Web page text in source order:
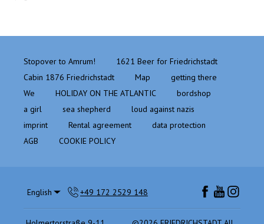
Stopover to Amrum!
1621 Beer for Friedrichstadt
Cabin 1876 Friedrichstadt
Map
getting there
We
HOLIDAY ON THE ATLANTIC
bordshop
a girl
sea shepherd
loud against nazis
imprint
Rental agreement
data protection
AGB
COOKIE POLICY
English +49 172 2529 148
Holmertorstraße 9-11, ©2026 FRIEDRICHSTADT All